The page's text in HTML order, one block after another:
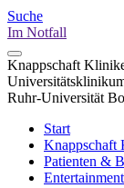
Suche
Im Notfall
Knappschaft
Ruhr-Universität
Start
Knappschaft
Patienten &